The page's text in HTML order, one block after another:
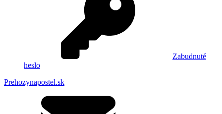
Zabudnuté
heslo
Prehozynapostel.sk